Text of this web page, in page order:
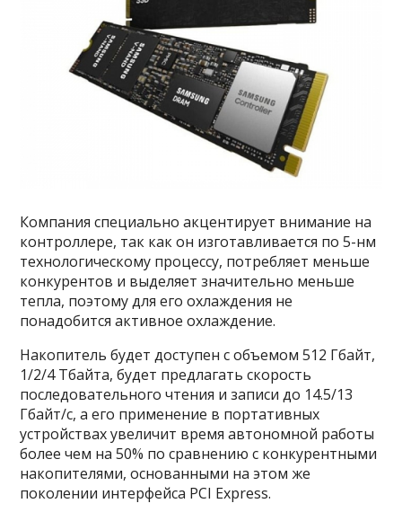
Компания специально акцентирует внимание на
контроллере, так как он изготавливается по 5-нм
технологическому процессу, потребляет меньше
конкурентов и выделяет значительно меньше
тепла, поэтому для его охлаждения не
понадобится активное охлаждение.
Накопитель будет доступен с объемом 512 Гбайт,
1/2/4 Тбайта, будет предлагать скорость
последовательного чтения и записи до 14.5/13
Гбайт/с, а его применение в портативных
устройствах увеличит время автономной работы
более чем на 50% по сравнению с конкурентными
накопителями, основанными на этом же
поколении интерфейса PCI Express.